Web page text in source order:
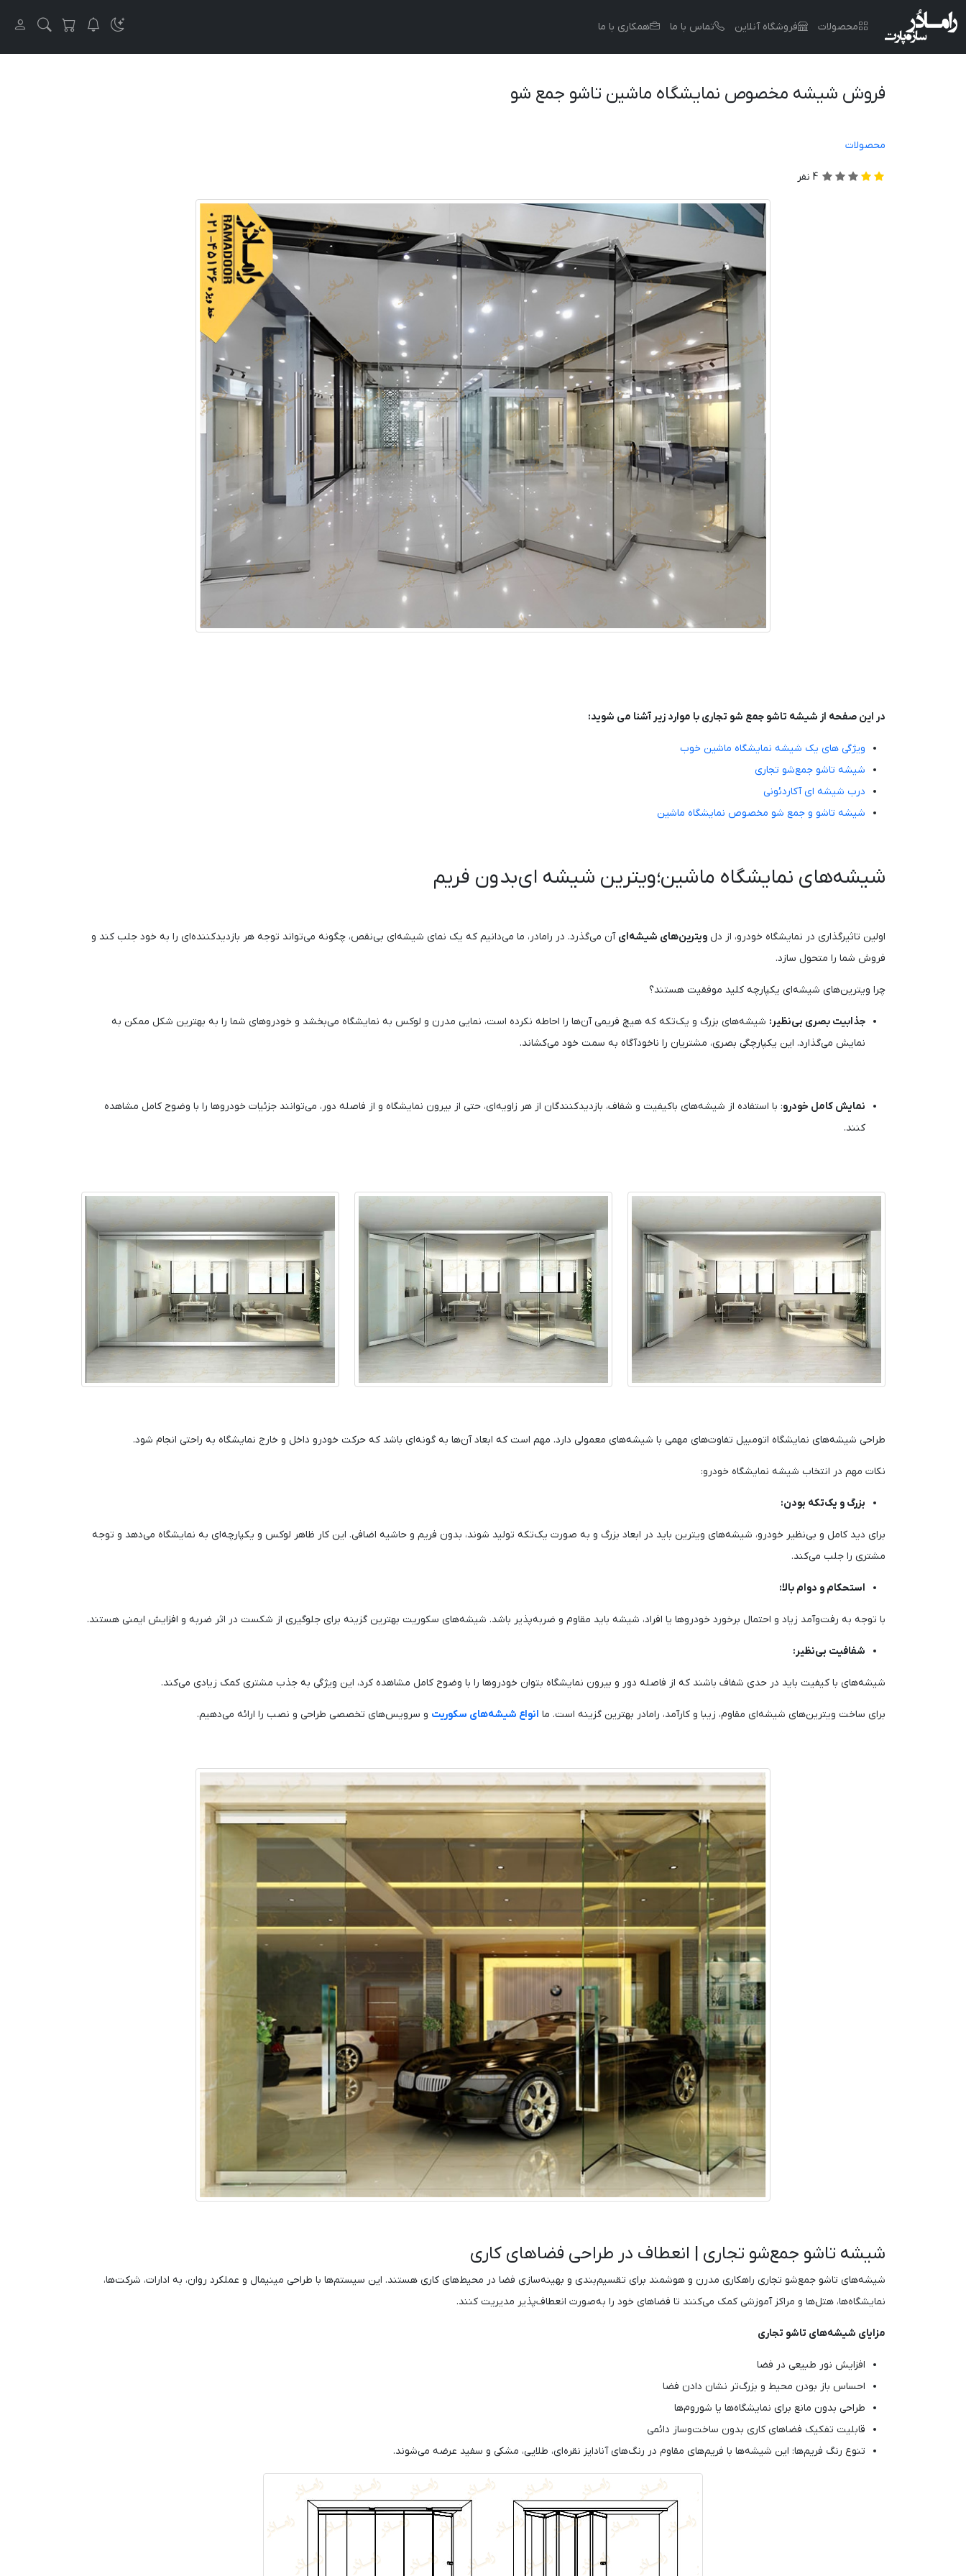
محصولات فروشگاه آنلاین تماس با ما همکاری با ما
فروش شیشه مخصوص نمایشگاه ماشین تاشو جمع شو
محصولات
4 نفر
در این صفحه از شیشه تاشو جمع شو تجاری با موارد زیر آشنا می شوید:
ویژگی های یک شیشه نمایشگاه ماشین خوب
شیشه تاشو جمع‌شو تجاری
درب شیشه ای آکاردئونی
شیشه تاشو و جمع شو مخصوص نمایشگاه ماشین
شیشه‌های نمایشگاه ماشین؛ ویترین‌ شیشه ای بدون فریم
اولین تاثیرگذاری در نمایشگاه خودرو، از دلویترین‌های شیشه‌ای آن می‌گذرد. در رامادر، ما می‌دانیم که یک نمای شیشه‌ای بی‌نقص، چگونه می‌تواند توجه هر بازدیدکننده‌ای را به خود جلب کند و
فروش شما را متحول سازد.
چرا ویترین‌های شیشه‌ای یکپارچه کلید موفقیت هستند؟
جذابیت بصری بی‌نظیر: شیشه‌های بزرگ و یک‌تکه که هیچ فریمی آن‌ها را احاطه نکرده است، نمایی مدرن و لوکس به نمایشگاه می‌بخشد و خودروهای شما را به بهترین شکل ممکن به
نمایش می‌گذارد. این یکپارچگی بصری، مشتریان را ناخودآگاه به سمت خود می‌کشاند.
نمایش کامل خودرو: با استفاده از شیشه‌های باکیفیت و شفاف، بازدیدکنندگان از هر زاویه‌ای، حتی از بیرون نمایشگاه و از فاصله دور، می‌توانند جزئیات خودروها را با وضوح کامل مشاهده
کنند.
طراحی شیشه‌های نمایشگاه اتومبیل تفاوت‌های مهمی با شیشه‌های معمولی دارد. مهم است که ابعاد آن‌ها به گونه‌ای باشد که حرکت خودرو داخل و خارج نمایشگاه به راحتی انجام شود.
نکات مهم در انتخاب شیشه نمایشگاه خودرو:
بزرگ و یک‌تکه بودن:
برای دید کامل و بی‌نظیر خودرو، شیشه‌های ویترین باید در ابعاد بزرگ و به صورت یک‌تکه تولید شوند، بدون فریم و حاشیه اضافی. این کار ظاهر لوکس و یکپارچه‌ای به نمایشگاه می‌دهد و توجه
مشتری را جلب می‌کند.
استحکام و دوام بالا:
با توجه به رفت‌وآمد زیاد و احتمال برخورد خودروها یا افراد، شیشه باید مقاوم و ضربه‌پذیر باشد. شیشه‌های سکوریت بهترین گزینه برای جلوگیری از شکست در اثر ضربه و افزایش ایمنی هستند.
شفافیت بی‌نظیر:
شیشه‌های با کیفیت باید در حدی شفاف باشند که از فاصله دور و بیرون نمایشگاه بتوان خودروها را با وضوح کامل مشاهده کرد، این ویژگی به جذب مشتری کمک زیادی می‌کند.
برای ساخت ویترین‌های شیشه‌ای مقاوم، زیبا و کارآمد، رامادر بهترین گزینه است. ما انواع شیشه‌های سکوریت و سرویس‌های تخصصی طراحی و نصب را ارائه می‌دهیم.
شیشه تاشو جمع‌شو تجاری | انعطاف در طراحی فضاهای کاری
شیشه‌های تاشو جمع‌شو تجاری راهکاری مدرن و هوشمند برای تقسیم‌بندی و بهینه‌سازی فضا در محیط‌های کاری هستند. این سیستم‌ها با طراحی مینیمال و عملکرد روان، به ادارات، شرکت‌ها،
نمایشگاه‌ها، هتل‌ها و مراکز آموزشی کمک می‌کنند تا فضاهای خود را به‌صورت انعطاف‌پذیر مدیریت کنند.
مزایای شیشه‌های تاشو تجاری
افزایش نور طبیعی در فضا
احساس باز بودن محیط و بزرگ‌تر نشان دادن فضا
طراحی بدون مانع برای نمایشگاه‌ها یا شوروم‌ها
قابلیت تفکیک فضاهای کاری بدون ساخت‌وساز دائمی
تنوع رنگ فریم‌ها: این شیشه‌ها با فریم‌های مقاوم در رنگ‌های آنادایز نقره‌ای، طلایی، مشکی و سفید عرضه می‌شوند.